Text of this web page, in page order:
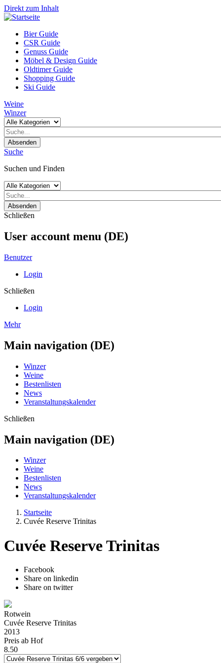
Direkt zum Inhalt
Bier Guide
CSR Guide
Genuss Guide
Möbel & Design Guide
Oldtimer Guide
Shopping Guide
Ski Guide
Weine
Winzer
Absenden
Suche
Suchen und Finden
Absenden
Schließen
User account menu (DE)
Benutzer
Login
Schließen
Login
Mehr
Main navigation (DE)
Winzer
Weine
Bestenlisten
News
Veranstaltungskalender
Schließen
Main navigation (DE)
Winzer
Weine
Bestenlisten
News
Veranstaltungskalender
Startseite
Cuvée Reserve Trinitas
Cuvée Reserve Trinitas
Facebook
Share on linkedin
Share on twitter
Rotwein
Cuvée Reserve Trinitas
2013
Preis ab Hof
8.50